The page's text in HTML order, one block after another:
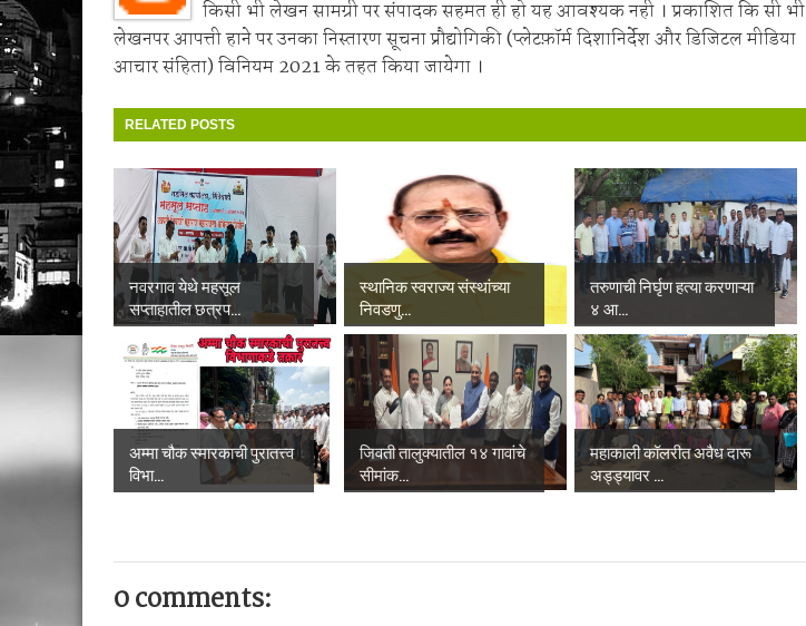
किसी भी लेखन सामग्री पर संपादक सहमत ही हो यह आवश्यक नही । प्रकाशित कि सी भी
लेखनपर आपत्ती हाने पर उनका निस्तारण सूचना प्रौद्योगिकी (प्लेटफ़ॉर्म दिशानिर्देश और डिजिटल मीडिया
आचार संहिता) विनियम 2021 के तहत किया जायेगा ।
RELATED POSTS
नवरगाव येथे महसूल
सप्ताहातील छत्रप...
स्थानिक स्वराज्य संस्थांच्या
निवडणु...
तरुणाची निर्घृण हत्या करणाऱ्या
४ आ...
अम्मा चौक स्मारकाची पुरातत्त्व
विभा...
जिवती तालुक्यातील १४ गावांचे
सीमांक...
महाकाली कॉलरीत अवैध दारू
अड्ड्यावर ...
0 comments: